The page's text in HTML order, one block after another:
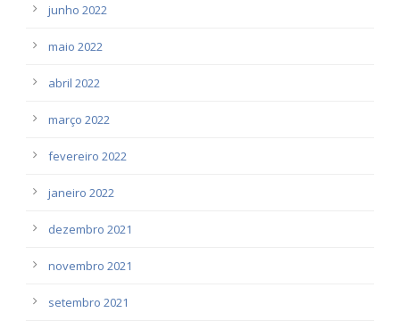
junho 2022
maio 2022
abril 2022
março 2022
fevereiro 2022
janeiro 2022
dezembro 2021
novembro 2021
setembro 2021